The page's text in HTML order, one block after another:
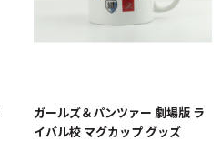
ガールズ＆パンツァー 劇場版 ラ
イバル校 マグカップ グッズ